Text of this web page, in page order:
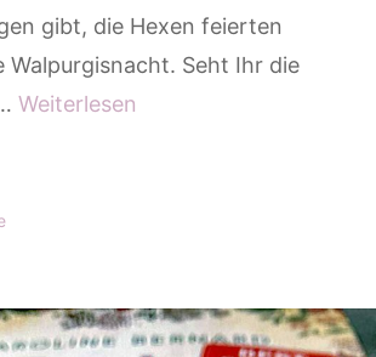
gibt, die Hexen feierten
Walpurgisnacht. Seht Ihr die
Weiterlesen